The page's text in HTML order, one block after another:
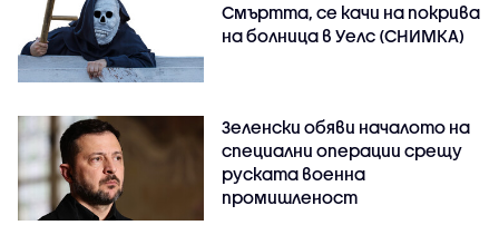
Смъртта, се качи на покрива
на болница в Уелс (СНИМКА)
Зеленски обяви началото на
специални операции срещу
руската военна
промишленост